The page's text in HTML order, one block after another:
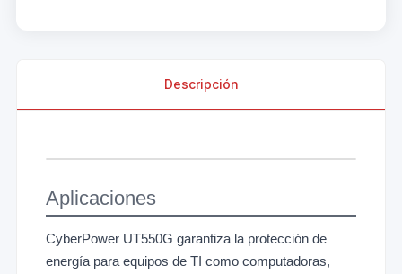
Descripción
Aplicaciones
CyberPower UT550G garantiza la protección de
energía para equipos de TI como computadoras,